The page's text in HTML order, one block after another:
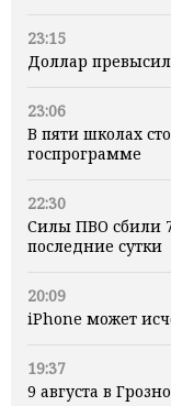
23:15
Доллар
23:06
В пяти школах
госпрограмме
22:30
Силы ПВО сбили
последние сутки
20:09
iPhone может
19:37
9 августа в